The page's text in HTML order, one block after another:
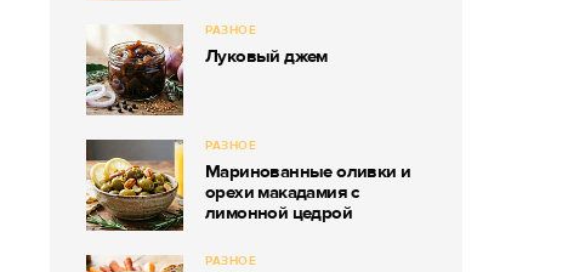
РАЗНОЕ
Луковый джем
РАЗНОЕ
Маринованные оливки и
орехи макадамия с
лимонной цедрой
РАЗНОЕ